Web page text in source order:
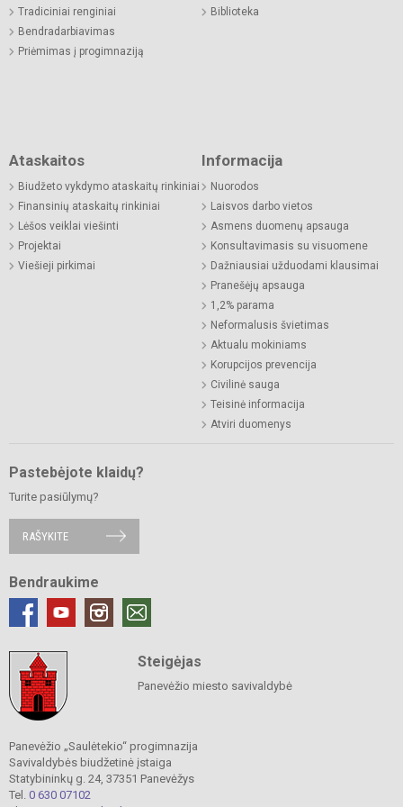
Tradiciniai renginiai
Bendradarbiavimas
Priėmimas į progimnaziją
Biblioteka
Ataskaitos
Biudžeto vykdymo ataskaitų rinkiniai
Finansinių ataskaitų rinkiniai
Lėšos veiklai viešinti
Projektai
Viešieji pirkimai
Informacija
Nuorodos
Laisvos darbo vietos
Asmens duomenų apsauga
Konsultavimasis su visuomene
Dažniausiai užduodami klausimai
Pranešėjų apsauga
1,2% parama
Neformalusis švietimas
Aktualu mokiniams
Korupcijos prevencija
Civilinė sauga
Teisinė informacija
Atviri duomenys
Pastebėjote klaidų?
Turite pasiūlymų?
RAŠYKITE
Bendraukime
Steigėjas
Panevėžio miesto savivaldybė
Panevėžio „Saulėtekio“ progimnazija
Savivaldybės biudžetinė įstaiga
Statybininkų g. 24, 37351 Panevėžys
Tel. 0 630 07102